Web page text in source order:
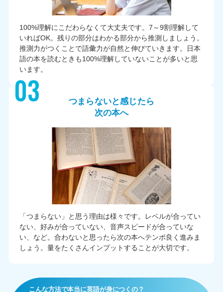
100%理解にこだわらなくて大丈夫です。7～9割理解して
いればOK。残りの部分はわかる部分から推測しましょう。
推測力がつくことで語彙力が自然と伸びていきます。日本
語の本を読むときも100%理解していないことが多いと思
います。
03
つまらないと感じたら
次の本へ
「つまらない」と思う理由は様々です。レベルが合ってい
ない、好みが合っていない、音声スピードが合っていな
い、など。合わないと思ったら次の本へテンポ良く進みま
しょう。量をたくさんインプットすることが大切です。
こんな方法で本当に英語が身につくの？